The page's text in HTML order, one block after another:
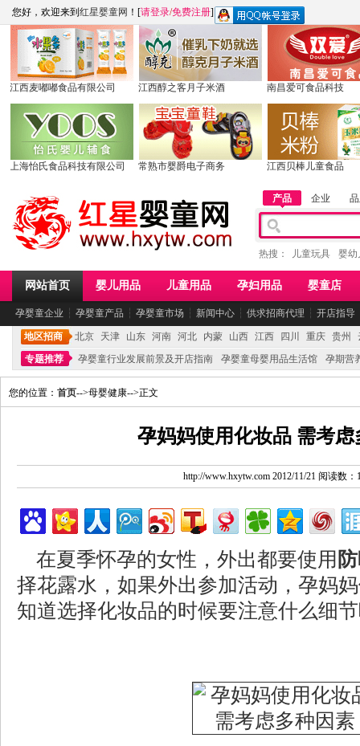
您好，欢迎来到 红星婴童网 ！[请登录/免费注册]
江西麦嘟嘟食品有限公司 江西醇之客月子米酒 南昌爱可食品科技
上海怡氏食品科技有限公司 常熟市婴爵电子商务 江西贝棒儿童食品
产品 企业
热搜： 儿童玩具 婴幼
网站首页 婴儿用品 儿童用品 孕妇用品 婴童店
孕婴童企业 ┆ 孕婴童产品 ┆ 孕婴童市场 ┆ 新闻中心 ┆ 供求招商代理 ┆ 开店指导
地区招商 北京 天津 山东 河南 河北 内蒙 山西 江西 四川 重庆 贵州
专题推荐
孕婴童行业发展前景及开店指南 孕婴童母婴用品生活馆 孕期营
您的位置： 首页-->母婴健康-->正文
孕妈妈使用化妆品 需考
http://www.hxytw.com 2012/11/21 阅读数：
在夏季怀孕的女性，外出都要使用
择花露水，如果外出参加活动，孕妈
知道选择化妆品的时候要注意什么细